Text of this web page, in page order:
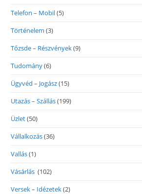
Telefon – Mobil(5)
Történelem (3)
Tőzsde – Részvények(9)
Tudomány(6)
Ügyvéd – Jogász(15)
Utazás – Szállás(199)
Üzlet(50)
Vállalkozás(36)
Vallás(1)
Vásárlás (102)
Versek – Idézetek(2)